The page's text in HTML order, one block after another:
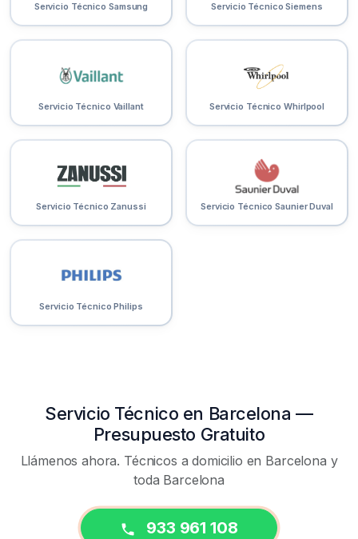
Servicio Técnico Samsung Servicio Técnico Siemens
Servicio Técnico Vaillant Servicio Técnico Whirlpool
Servicio Técnico Zanussi Servicio Técnico Saunier Duval
Servicio Técnico Philips
Servicio Técnico en Barcelona —
Presupuesto Gratuito
Llámenos ahora. Técnicos a domicilio en Barcelona y
toda Barcelona
933 961 108